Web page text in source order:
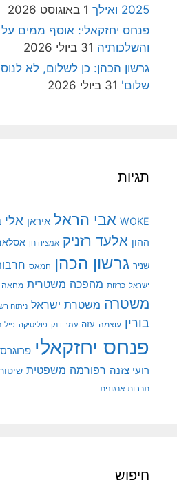
2025 ואילך
1 באוגוסט 2026
פנחס יחזקאלי: אוסף ממים
והשלכותיה 31 ביולי 2026
גרשון הכהן: כן לשלום, לא
שלום' 31 ביולי 2026
תגיות
WOKE אבי הראל איראן אלי
ההון אלעד רזניק אמציה חן
שניר גרשון הכהן חמאס
ישראל כרזות מהפכה משטרית מחאה
משטרה משטרת ישראל ניתוח
בורין עוצמה עזה עמר דנק פוליטיקה פיל
פנחס יחזקאלי פרוגרס
רועי צזנה רפורמה משפטית שיטור
תרבות ארגונית
חיפוש